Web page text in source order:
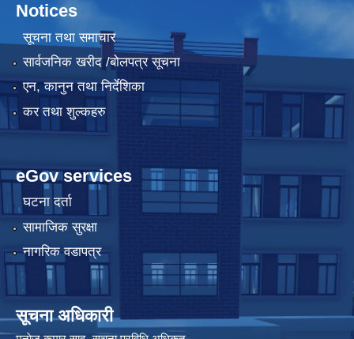
Notices
सूचना तथा समाचार
सार्वजनिक खरीद /बोलपत्र सूचना
एन, कानुन तथा निर्देशिका
कर तथा शुल्कहरु
eGov services
घटना दर्ता
सामाजिक सुरक्षा
नागरिक वडापत्र
सूचना अधिकारी